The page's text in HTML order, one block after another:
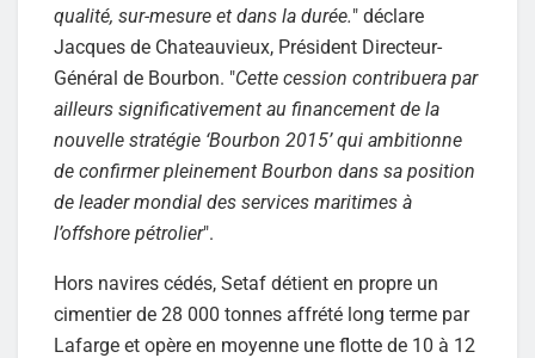
qualité, sur-mesure et dans la durée." déclare
Jacques de Chateauvieux, Président Directeur-
Général de Bourbon. "Cette cession contribuera par
ailleurs significativement au financement de la
nouvelle stratégie ‘Bourbon 2015’ qui ambitionne
de confirmer pleinement Bourbon dans sa position
de leader mondial des services maritimes à
l’offshore pétrolier".
Hors navires cédés, Setaf détient en propre un
cimentier de 28 000 tonnes affrété long terme par
Lafarge et opère en moyenne une flotte de 10 à 12